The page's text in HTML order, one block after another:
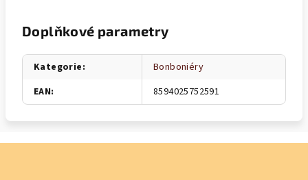
Doplňkové parametry
Kategorie:
Bonboniéry
EAN: 8594025752591